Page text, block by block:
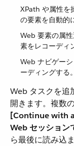
XPath や属性を
の要素を自動的
Web 要素の属
素をレコーディ
Web ナビゲー
ーディングする。
Web タスクを追
開きます。複数
[Continue with
Web セッション
ら最後に読み込